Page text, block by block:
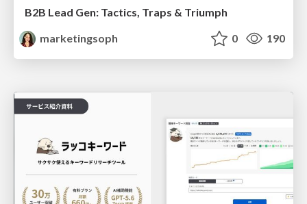
B2B Lead Gen: Tactics, Traps & Triumph
marketingsoph
0 190